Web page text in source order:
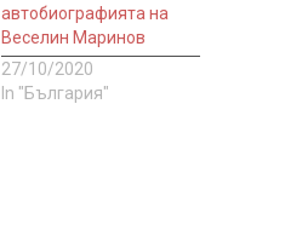
автобиографията на
Веселин Маринов
27/10/2020
In "България"